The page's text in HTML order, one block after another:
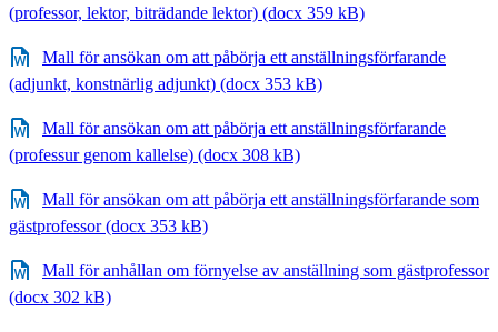
(professor, lektor, biträdande lektor) (docx 359 kB)
Mall för ansökan om att påbörja ett anställningsförfarande
(adjunkt, konstnärlig adjunkt) (docx 353 kB)
Mall för ansökan om att påbörja ett anställningsförfarande
(professur genom kallelse) (docx 308 kB)
Mall för ansökan om att påbörja ett anställningsförfarande som
gästprofessor (docx 353 kB)
Mall för anhållan om förnyelse av anställning som gästprofessor
(docx 302 kB)